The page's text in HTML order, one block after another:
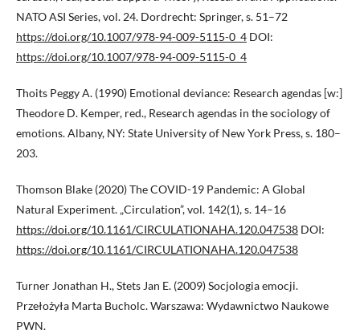
NATO ASI Series, vol. 24. Dordrecht: Springer, s. 51–72
https://doi.org/10.1007/978-94-009-5115-0_4 DOI:
https://doi.org/10.1007/978-94-009-5115-0_4
Thoits Peggy A. (1990) Emotional deviance: Research agendas [w:]
Theodore D. Kemper, red., Research agendas in the sociology of
emotions. Albany, NY: State University of New York Press, s. 180–
203.
Thomson Blake (2020) The COVID-19 Pandemic: A Global
Natural Experiment. „Circulation”, vol. 142(1), s. 14–16
https://doi.org/10.1161/CIRCULATIONAHA.120.047538 DOI:
https://doi.org/10.1161/CIRCULATIONAHA.120.047538
Turner Jonathan H., Stets Jan E. (2009) Socjologia emocji.
Przełożyła Marta Bucholc. Warszawa: Wydawnictwo Naukowe
PWN.